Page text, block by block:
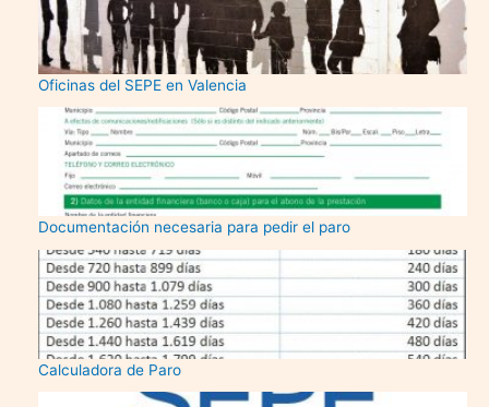
Oficinas del SEPE en Valencia
Documentación necesaria para pedir el paro
Calculadora de Paro